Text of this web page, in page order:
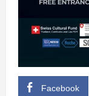
Facebook